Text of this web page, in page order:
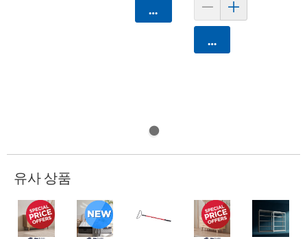
카트에 담기
카트에 담기
유사 상품